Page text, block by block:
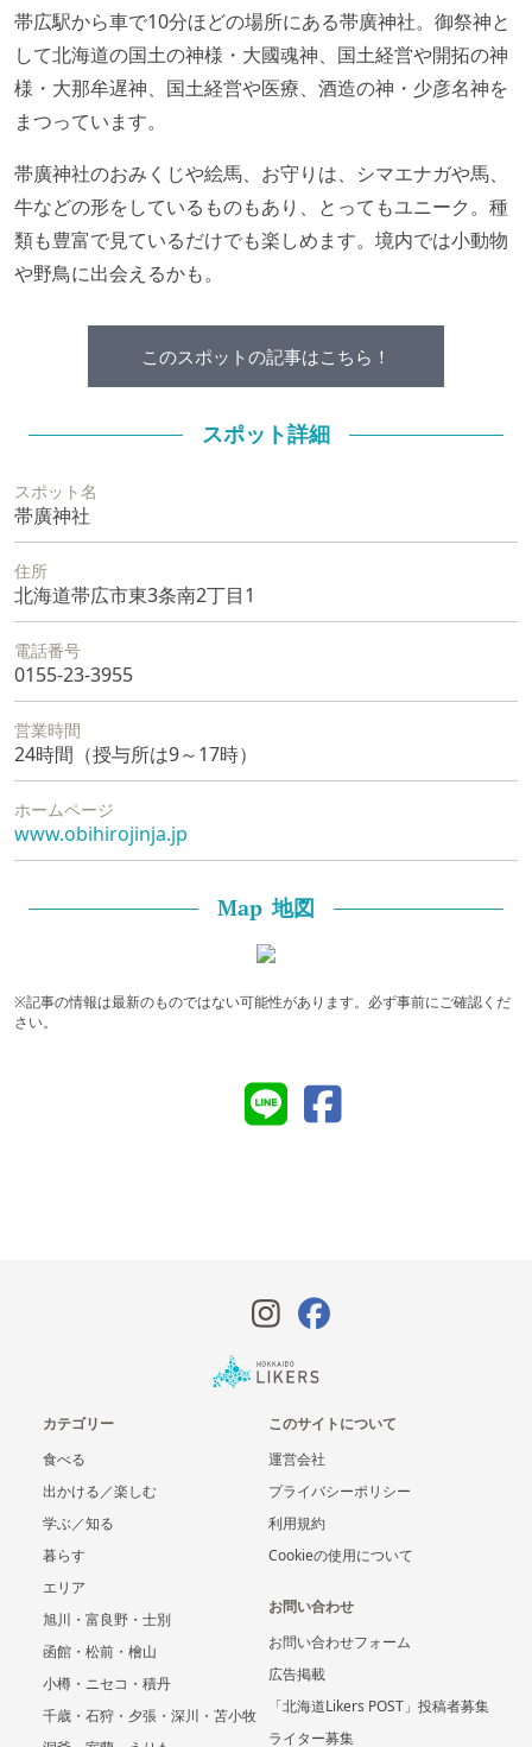
帯広駅から車で10分ほどの場所にある帯廣神社。御祭神と
して北海道の国土の神様・大國魂神、国土経営や開拓の神
様・大那牟遅神、国土経営や医療、酒造の神・少彦名神を
まつっています。
帯廣神社のおみくじや絵馬、お守りは、シマエナガや馬、
牛などの形をしているものもあり、とってもユニーク。種
類も豊富で見ているだけでも楽しめます。境内では小動物
や野鳥に出会えるかも。
このスポットの記事はこちら！
スポット詳細
スポット名
帯廣神社
住所
北海道帯広市東3条南2丁目1
電話番号
0155-23-3955
営業時間
24時間（授与所は9～17時）
ホームページ
www.obihirojinja.jp
Map 地図
※記事の情報は最新のものではない可能性があります。必ず事前にご確認くだ
さい。
カテゴリー
食べる
出かける／楽しむ
学ぶ／知る
暮らす
エリア
旭川・富良野・士別
函館・松前・檜山
小樽・ニセコ・積丹
千歳・石狩・夕張・深川・苫小牧
このサイトについて
運営会社
プライバシーポリシー
利用規約
Cookieの使用について
お問い合わせ
お問い合わせフォーム
広告掲載
「北海道Likers POST」投稿者募集
ライター募集